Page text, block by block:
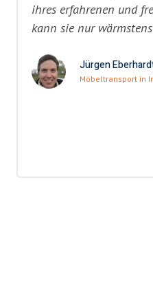
ihres erfahrenen und
kann sie nur
Jürgen
Möbeltransport in